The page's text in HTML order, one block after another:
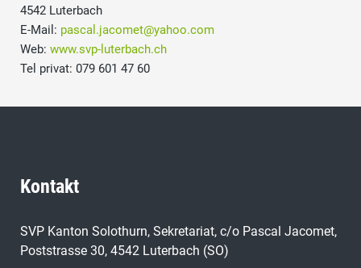
4542 Luterbach
E-Mail: pascal.jacomet@yahoo.com
Web: www.svp-luterbach.ch
Tel privat: 079 601 47 60
Kontakt
SVP Kanton Solothurn, Sekretariat, c/o Pascal Jacomet,
Poststrasse 30, 4542 Luterbach (SO)